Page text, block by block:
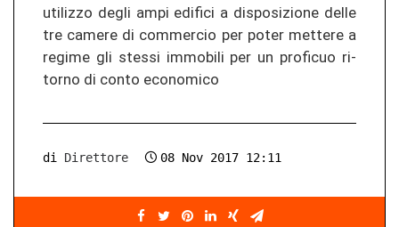
uti­li­z­zo degli ampi edi­fi­ci a dis­po­si­zio­ne delle
tre ca­me­re di com­mer­cio per poter met­te­re a
re­gi­me gli st­es­si immo­bi­li per un pro­fi­cuo ri­
tor­no di conto eco­no­mi­co
di Direttore 08 Nov 2017 12:11